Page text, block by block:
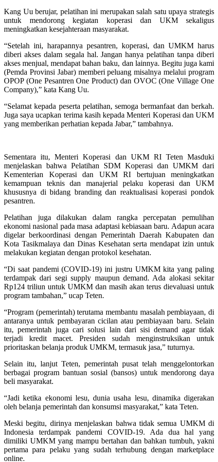
Kang Uu berujar, pelatihan ini merupakan salah satu upaya strategis
untuk mendorong kegiatan koperasi dan UKM sekaligus
meningkatkan kesejahteraan masyarakat.
“Setelah ini, harapannya pesantren, koperasi, dan UMKM harus
diberi akses dalam segala hal. Jangan hanya pelatihan tanpa diberi
akses menjual, mendapat bahan baku, dan lainnya. Begitu juga kami
(Pemda Provinsi Jabar) memberi peluang misalnya melalui program
OPOP (One Pesantren One Product) dan OVOC (One Village One
Company),” kata Kang Uu.
“Selamat kepada peserta pelatihan, semoga bermanfaat dan berkah.
Juga saya ucapkan terima kasih kepada Menteri Koperasi dan UKM
yang memberikan perhatian kepada Jabar,” tambahnya.
Sementara itu, Menteri Koperasi dan UKM RI Teten Masduki
menjelaskan bahwa Pelatihan SDM Koperasi dan UMKM dari
Kementerian Koperasi dan UKM RI bertujuan meningkatkan
kemampuan teknis dan manajerial pelaku koperasi dan UKM
khususnya di bidang branding dan reaktualisasi koperasi pondok
pesantren.
Pelatihan juga dilakukan dalam rangka percepatan pemulihan
ekonomi nasional pada masa adaptasi kebiasaan baru. Adapun acara
digelar berkoordinasi dengan Pemerintah Daerah Kabupaten dan
Kota Tasikmalaya dan Dinas Kesehatan serta mendapat izin untuk
melakukan kegiatan dengan protokol kesehatan.
“Di saat pandemi (COVID-19) ini justru UMKM kita yang paling
terdampak dari segi supply maupun demand. Ada alokasi sekitar
Rp124 triliun untuk UMKM dan masih akan terus dievaluasi untuk
program tambahan,” ucap Teten.
“Program (pemerintah) terutama membantu masalah pembiayaan, di
antaranya untuk pembayaran cicilan atau pembiayaan baru. Selain
itu, pemerintah juga cari solusi lain dari sisi demand agar tidak
terjadi kredit macet. Presiden sudah menginstruksikan untuk
prioritaskan belanja produk UMKM, termasuk jasa,” tuturnya.
Selain itu, lanjut Teten, pemerintah pusat telah menggelontorkan
berbagai program bantuan sosial (bansos) untuk mendorong daya
beli masyarakat.
“Jadi ketika ekonomi lesu, dunia usaha lesu, dinamika digerakan
oleh belanja pemerintah dan konsumsi masyarakat,” kata Teten.
Meski begitu, dirinya menjelaskan bahwa tidak semua UMKM di
Indonesia terdampak pandemi COVID-19. Ada dua hal yang
dimiliki UMKM yang mampu bertahan dan bahkan tumbuh, yakni
pertama para pelaku yang sudah terhubung dengan marketplace
online.